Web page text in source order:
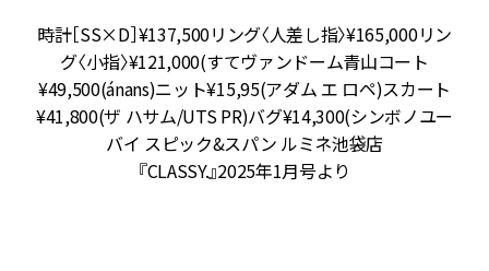
時計［SS×D］¥137,500リング〈人差し指〉¥165,000リン
グ〈小指〉¥121,000(すてヴァンドーム青山コート
¥49,500(ánans)ニット¥15,95(アダム エ ロペ)スカート
¥41,800(ザ ハサム/UTS PR)バグ¥14,300(シンボノユー
バイ スピック&スパン ルミネ池袋店
『CLASSY.』2025年1月号より